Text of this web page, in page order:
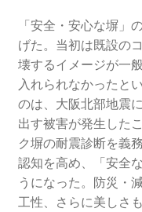
「安全・安心な塀」
げた。当初は既設の
壊するイメージが一
入れられなかったと
のは、大阪北部地震
出す被害が発生した
ク塀の耐震診断を義
認知を高め、「安全
うになった。防災・
工性、さらに美しさ